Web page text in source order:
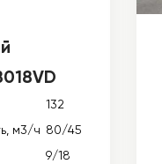
132
м3/ч 80/45
9/18